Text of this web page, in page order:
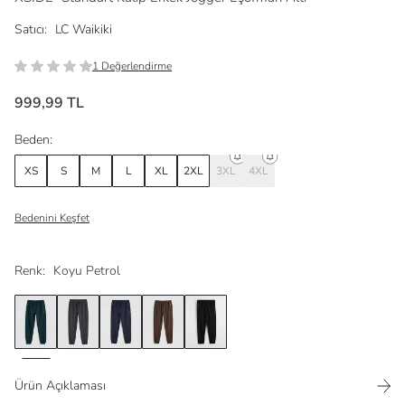
Satıcı: LC Waikiki
1 Değerlendirme
999,99 TL
Renk: Koyu Petrol
Beden:
XS S M L XL 2XL 3XL 4XL
Bedenini Keşfet
Ürün Açıklaması